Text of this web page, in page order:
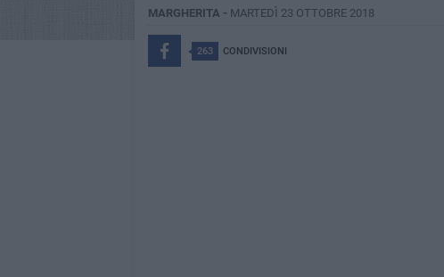
MARGHERITA - MARTEDÌ 23 OTTOBRE 2018
263 CONDIVISIONI